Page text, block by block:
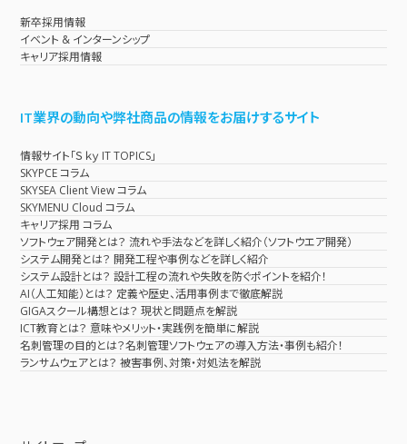
新卒採用情報
イベント & インターンシップ
キャリア採用情報
IT業界の動向や弊社商品の情報をお届けするサイト
情報サイト「Ｓｋｙ IT TOPICS」
SKYPCE コラム
SKYSEA Client View コラム
SKYMENU Cloud コラム
キャリア採用 コラム
ソフトウェア開発とは？ 流れや手法などを詳しく紹介（ソフトウエア開発）
システム開発とは？ 開発工程や事例などを詳しく紹介
システム設計とは？ 設計工程の流れや失敗を防ぐポイントを紹介！
AI（人工知能）とは？ 定義や歴史、活用事例まで徹底解説
GIGAスクール構想とは？ 現状と問題点を解説
ICT教育とは？ 意味やメリット・実践例を簡単に解説
名刺管理の目的とは？名刺管理ソフトウェアの導入方法・事例も紹介！
ランサムウェアとは？ 被害事例、対策・対処法を解説